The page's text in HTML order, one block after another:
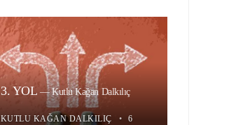
3. YOL—Kutlu Kağan Dalkılıç
KUTLU KAĞAN DALKILIÇ •
6